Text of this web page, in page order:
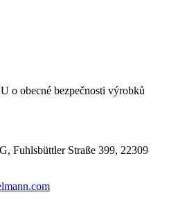
o obecné bezpečnosti výrobků
Fuhlsbüttler Straße 399, 22309